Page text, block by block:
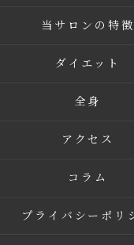
当サロンの特徴
ダイエット
全身
アクセス
コラム
プライバシーポリ